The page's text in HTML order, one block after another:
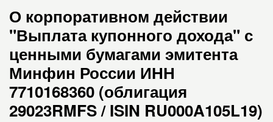
О корпоративном действии
"Выплата купонного дохода" с
ценными бумагами эмитента
Минфин России ИНН
7710168360 (облигация
29023RMFS / ISIN RU000A105L19)